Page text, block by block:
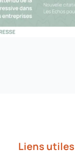
Liens utiles